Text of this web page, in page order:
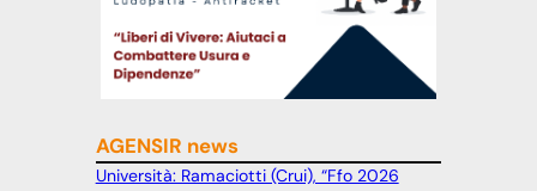
AGENSIR news
Università: Ramaciotti (Crui), “Ffo 2026